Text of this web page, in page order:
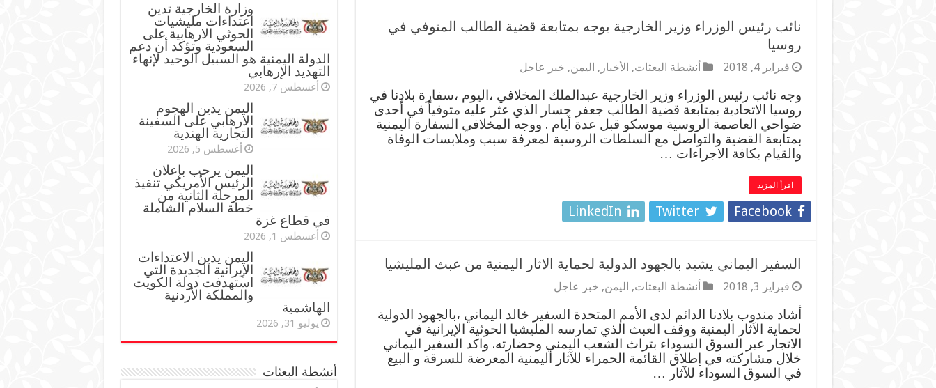
نائب رئيس الوزراء وزير الخارجية يوجه بمتابعة قضية الطالب المتوفي في
روسيا
فبراير 4, 2018 أنشطة البعثات, الأخبار , اليمن, خبر عاجل
وجه نائب رئيس الوزراء وزير الخارجية عبدالملك المخلافي ،اليوم ،سفارة بلادنا في
روسيا الاتحادية بمتابعة قضية الطالب جعفر جسار الذي عثر عليه متوفياً في أحدى
ضواحي العاصمة الروسية موسكو قبل عدة أيام . ووجه المخلافي السفارة اليمنية
بمتابعة القضية والتواصل مع السلطات الروسية لمعرفة سبب وملابسات الوفاة
والقيام بكافة الاجراءات …
اقرأ المزيد
Facebook
Twitter
LinkedIn
السفير اليماني يشيد بالجهود الدولية لحماية الاثار اليمنية من عبث المليشيا
فبراير 3, 2018 أنشطة البعثات, اليمن, خبر عاجل
أشاد مندوب بلادنا الدائم لدى الأمم المتحدة السفير خالد اليماني ،بالجهود الدولية
لحماية الآثار اليمنية ووقف العبث الذي تمارسه المليشيا الحوثية الإيرانية في
الاتجار عبر السوق السوداء بتراث الشعب اليمني وحضارته. واكد السفير اليماني
خلال مشاركته في إطلاق القائمة الحمراء للآثار اليمنية المعرضة للسرقة و البيع
في السوق السوداء للآثار …
وزارة الخارجية تدين
اعتداءات مليشيات
الحوثي الارهابية على
السعودية وتؤكد أن دعم
الدولة اليمنية هو السبيل الوحيد لإنهاء
التهديد الإرهابي
أغسطس 7, 2026
اليمن يدين الهجوم
الارهابي على السفينة
التجارية الهندية
أغسطس 5, 2026
اليمن يرحب بإعلان
الرئيس الأمريكي تنفيذ
المرحلة الثانية من
خطة السلام الشاملة
في قطاع غزة
أغسطس 1, 2026
اليمن يدين الاعتداءات
الإيرانية الجديدة التي
استهدفت دولة الكويت
والمملكة الأردنية
الهاشمية
يوليو 31, 2026
أنشطة البعثات